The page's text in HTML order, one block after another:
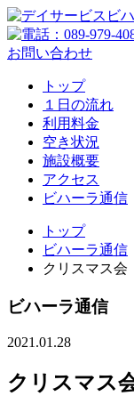
お問い合わせ
トップ
１日の流れ
利用料金
空き状況
施設概要
アクセス
ビハーラ通信
トップ
ビハーラ通信
クリスマス会
ビハーラ通信
2021.01.28
クリスマス